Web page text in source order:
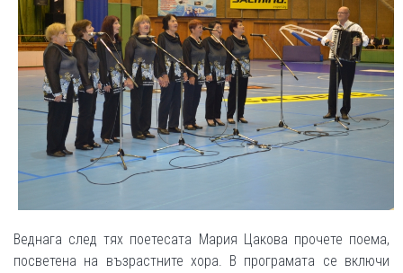
Веднага след тях поетесата Мария Цакова прочете поема,
посветена на възрастните хора. В програмата се включи